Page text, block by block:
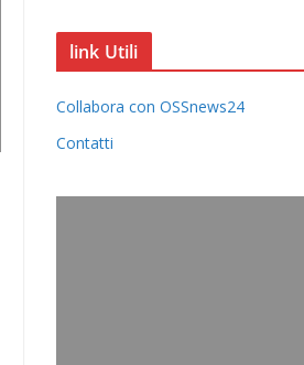
link Utili
Collabora con OSSnews24
Contatti